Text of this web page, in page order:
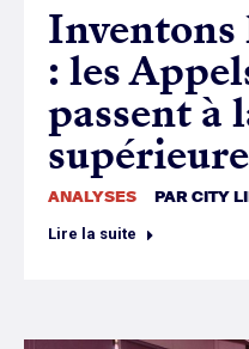
: les
passent à
supérieure
ANALYSES PARCITY
Lire la suite